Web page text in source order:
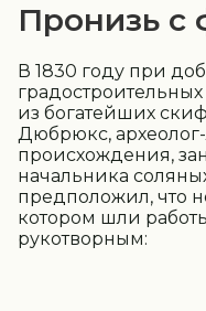
Пронизь с
В 1830 году при
из богатейших
Дюбрюкс,
происхождения,
начальника
предположил, что
котором шли
рукотворным: